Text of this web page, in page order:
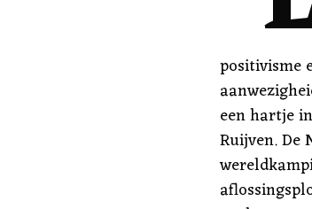
positivisme
een hartje
Ruijven. De